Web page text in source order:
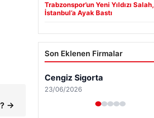
→
Trabzonspor’un Yeni Yıldızı Salah,
İstanbul’a Ayak Bastı
Son Eklenen Firmalar
Cengiz Sigorta
23/06/2026